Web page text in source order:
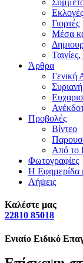
Εκλογές
Γιορτές
Μέσα
Άρθρα
Γενική
Προβολές
Βίντεο
Από το
Φωτογραφίες
Η Εφημερίδα
Λήψεις
Καλέστε μας
22810 85018
Ενιαίο Ειδικό